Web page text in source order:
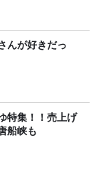
んが好きだっ
特集！！売上げ
船峡も